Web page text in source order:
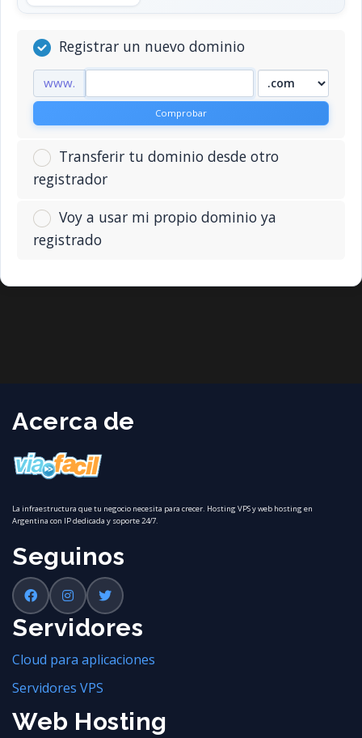
Registrar un nuevo dominio
www.
Comprobar
Transferir tu dominio desde otro
registrador
Voy a usar mi propio dominio ya
registrado
Acerca de
La infraestructura que tu negocio necesita para crecer. Hosting VPS y web hosting en
Argentina con IP dedicada y soporte 24/7.
Seguinos
Servidores
Cloud para aplicaciones
Servidores VPS
Web Hosting